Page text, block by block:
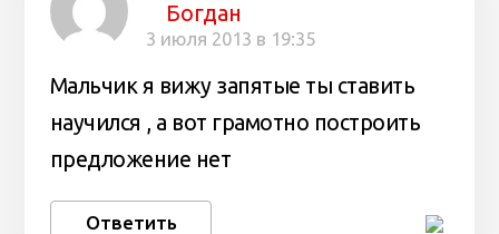
Богдан
3 июля 2013 в 19:35
Мальчик я вижу запятые ты ставить
научился , а вот грамотно построить
предложение нет
Ответить